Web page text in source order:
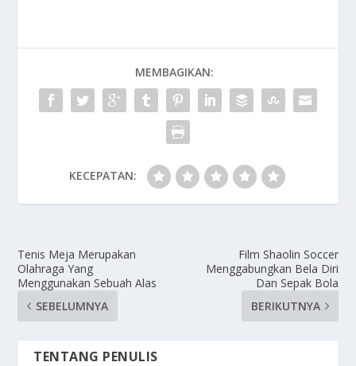
MEMBAGIKAN:
KECEPATAN:
Tenis Meja Merupakan
Olahraga Yang
Menggunakan Sebuah Alas
SEBELUMNYA
Film Shaolin Soccer
Menggabungkan Bela Diri
Dan Sepak Bola
BERIKUTNYA
TENTANG PENULIS